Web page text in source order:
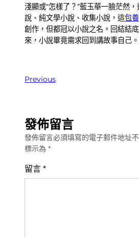
淺顯或“怎樣了？”藍玉華一臉茫然
說、純文學小說、收集小說，這包養
創作，但都冠以小說之名。回結結
來，小說畢竟需求回到講故事自己。
Previous
發佈留言
發佈留言必須填寫的電子郵件地址不
標示為 *
留言 *